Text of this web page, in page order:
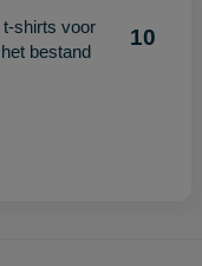
shirts voor
bestand
10